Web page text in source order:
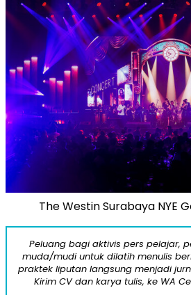
The Westin Surabaya NYE
Peluang bagi aktivis pers pelajar,
muda/mudi untuk dilatih menulis
praktek liputan langsung menjadi
Kirim CV dan karya tulis, ke WA